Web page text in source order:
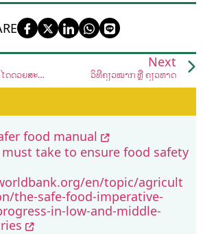
ຮ້ອນ​ໃນສາ​ມາດ​ບັນ​ເທົາ​ໄດ້​ດ້ວຍ​ສະ​ໝຸນ​ໄພ
Next
ວິ​ທີ​ຄ້ຽວໝາກ​ ຫຼື ຄ້ຽວ​ຫາດ
food manual
take to ensure food safety
en/topic/agricult
the-safe-food-imperative-
in-low-and-middle-